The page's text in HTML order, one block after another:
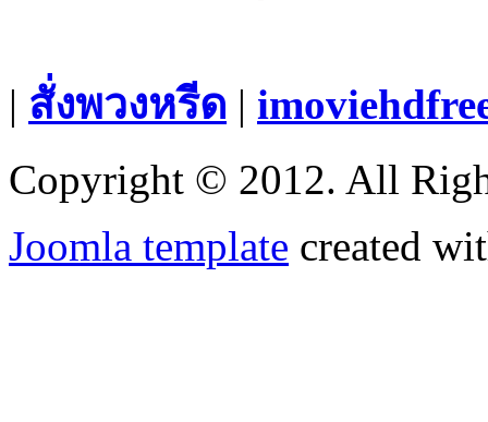
| สั่งพวงหรีด |
Copyright © 2012. All
Joomla template created